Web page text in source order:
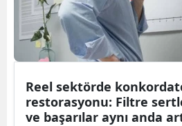
Reel sektörde
restorasyonu: Filtre
ve başarılar aynı anda